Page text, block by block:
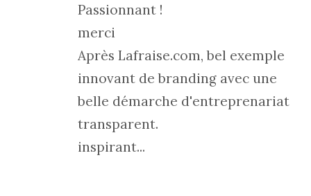
Passionnant !
merci
Après Lafraise.com, bel exemple
innovant de branding avec une
belle démarche d'entreprenariat
transparent.
inspirant...